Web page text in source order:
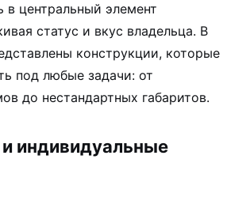
в центральный элемент
статус и вкус владельца. В
конструкции, которые
под любые задачи: от
до нестандартных габаритов.
индивидуальные